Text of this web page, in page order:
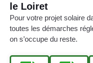
le Loiret
Pour votre projet solaire
toutes les démarches
on s’occupe du reste.